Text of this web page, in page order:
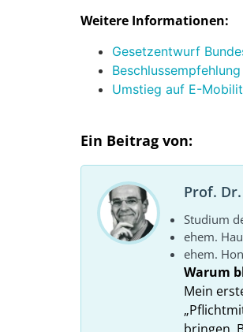
Weitere Informationen:
Gesetzentwurf
Umstieg auf E-
Ein Beitrag von:
Prof.
Studium
ehem.
ehem.
Warum
Mein